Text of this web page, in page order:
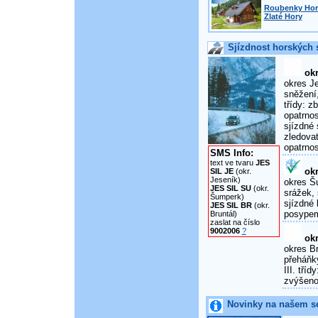
Roubenky
Zlaté Hory
Sjízdnost horských
SMS Info:
text ve tvaru JES
SIL JE(okr.
Jeseník)
JES SIL SU(okr.
Šumperk)
JES SIL BR(okr.
Bruntál)
zaslat na číslo
9002006 ?
okres
třídy:
sjízdné
okres
srážek,
sjízdné
okres
III.
Novinky na našem